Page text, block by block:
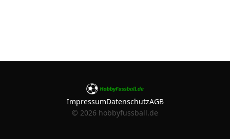
ImpressumDatenschutzAGB
© 2026 hobbyfussball.de